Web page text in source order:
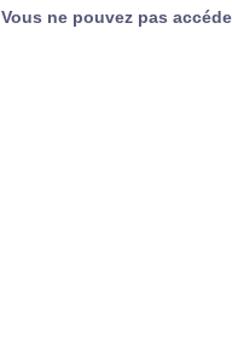
Vous ne pouvez pas